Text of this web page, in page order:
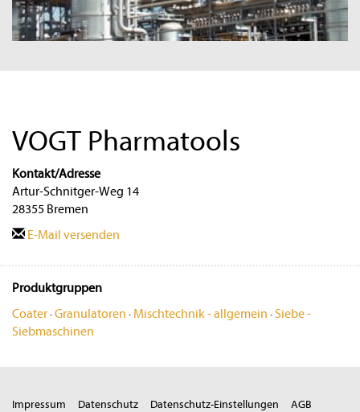
VOGT Pharmatools
Kontakt/Adresse
Artur-Schnitger-Weg 14
28355 Bremen
E-Mail versenden
Produktgruppen
Coater·Granulatoren · Mischtechnik - allgemein · Siebe -
Siebmaschinen
Impressum Datenschutz Datenschutz-Einstellungen AGB